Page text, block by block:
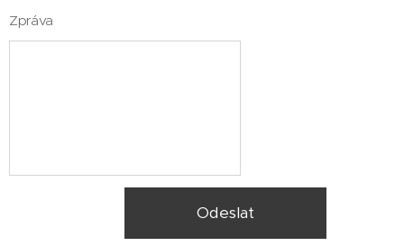
Zpráva
Odeslat